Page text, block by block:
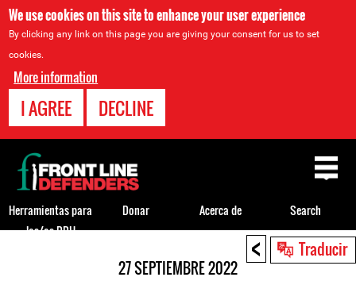
We use cookies on this site to enhance your user experience
By clicking any link on this page you are giving your consent for us to set
cookies.
More information
I AGREE DECLINE
< Traducir
27 SEPTIEMBRE 2022
Back
to
top
Herramientas para
los/as DDH
Donar Acerca de Search